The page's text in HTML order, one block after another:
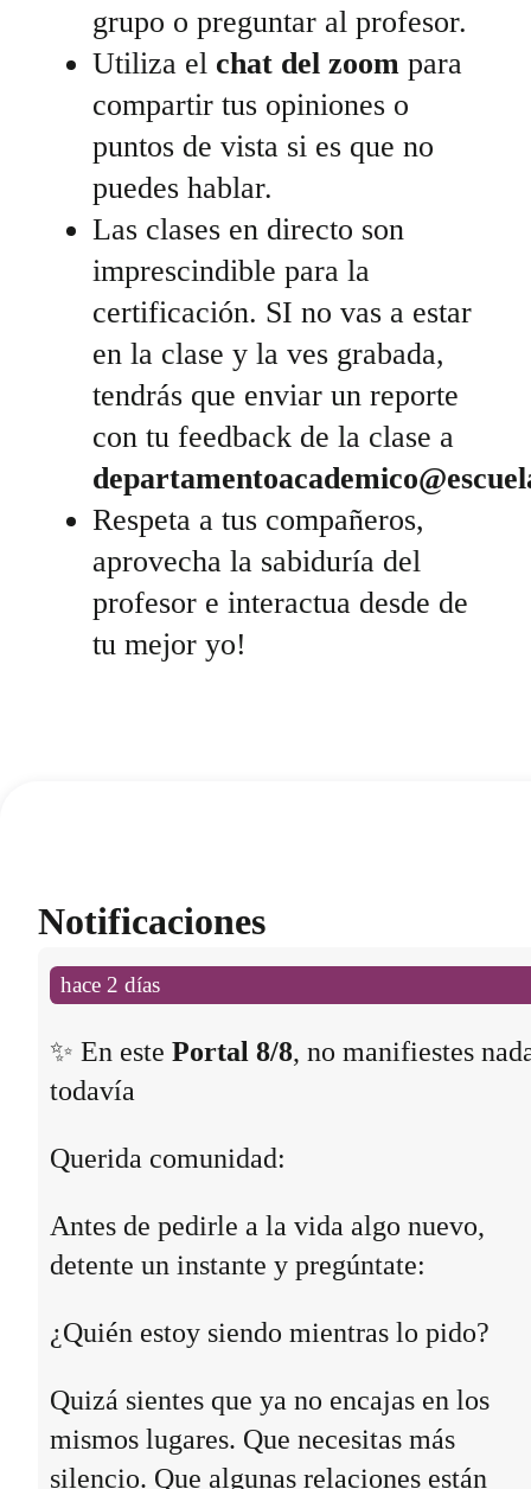
grupo o preguntar al profesor.
Utiliza el chat del zoom para
compartir tus opiniones o
puntos de vista si es que no
puedes hablar.
Las clases en directo son
imprescindible para la
certificación. SI no vas a estar
en la clase y la ves grabada,
tendrás que enviar un reporte
con tu feedback de la clase a
Respeta a tus compañeros,
aprovecha la sabiduría del
profesor e interactua desde de
tu mejor yo!
Notificaciones
hace 2 días
✨ En este Portal 8/8, no manifiestes
todavía
Querida comunidad:
Antes de pedirle a la vida algo nuevo,
detente un instante y pregúntate:
¿Quién estoy siendo mientras lo pido?
Quizá sientes que ya no encajas en los
mismos lugares. Que necesitas más
silencio. Que algunas relaciones están